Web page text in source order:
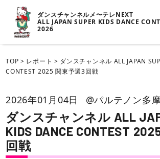
ダンスチャンネルメ〜テレNEXT
ALL JAPAN SUPER KIDS DANCE
2026
TOP > レポート > ダンスチャンネル ALL JAPAN
CONTEST 2025 関東予選3回戦
2026年01月04日 @パルテノン多
ダンスチャンネル ALL
KIDS DANCE CONTEST
回戦